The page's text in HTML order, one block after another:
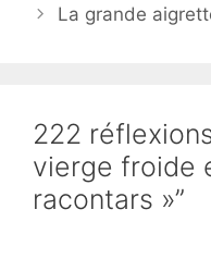
La grande
222
vierge froide
racontars »”